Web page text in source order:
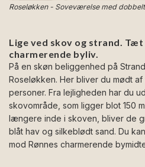
Roseløkken - Soveværelse med
Lige ved skov og strand. Tæt
charmerende byliv.
På en skøn beliggenhed på
Roseløkken. Her bliver du mødt
personer. Fra lejligheden har du
skovområde, som ligger blot 150
længere inde i skoven, bliver de
blåt hav og silkeblødt sand. Du
mod Rønnes charmerende